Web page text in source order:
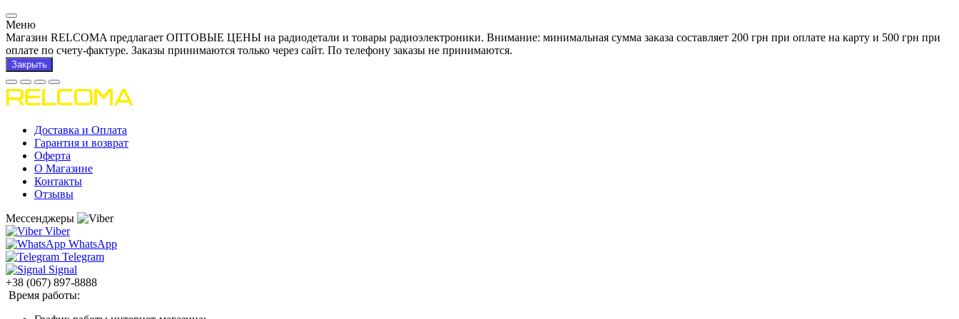
Меню
Магазин RELCOMA предлагает ОПТОВЫЕ ЦЕНЫ на радиодетали и товары радиоэлектроники. Внимание: минимальная сумма заказа составляет 200 грн при оплате на карту и 500 грн при
оплате по счету-фактуре. Заказы принимаются только через сайт. По телефону заказы не принимаются.
Закрыть
Доставка и Оплата
Гарантия и возврат
Оферта
О Магазине
Контакты
Отзывы
Мессенджеры
Viber
WhatsApp
Telegram
Signal
+38 (067) 897-8888
Время работы: